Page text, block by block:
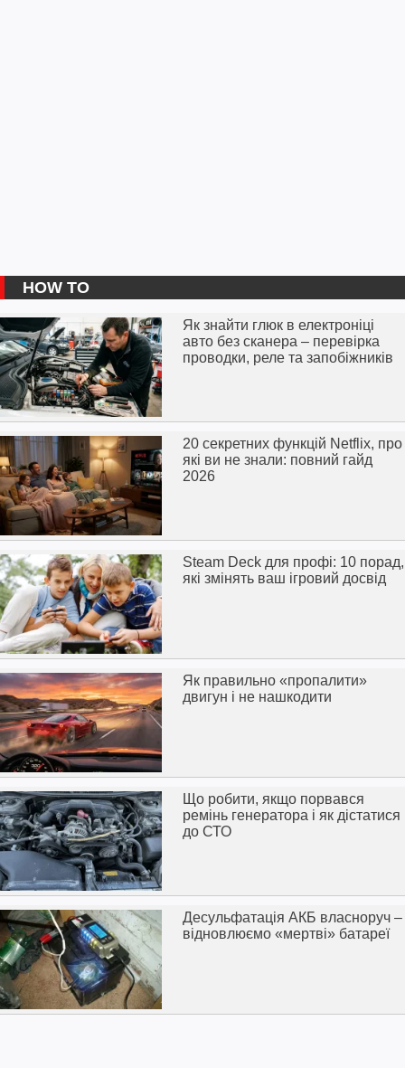
HOW TO
Як знайти глюк в електроніці
авто без сканера – перевірка
проводки, реле та запобіжників
20 секретних функцій Netflix, про
які ви не знали: повний гайд
2026
Steam Deck для профі: 10 порад,
які змінять ваш ігровий досвід
Як правильно «пропалити»
двигун і не нашкодити
Що робити, якщо порвався
ремінь генератора і як дістатися
до СТО
Десульфатація АКБ власноруч –
відновлюємо «мертві» батареї